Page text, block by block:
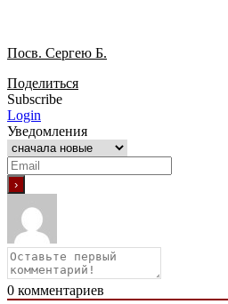
Посв. Сергею Б.
Поделиться
Subscribe
Login
Уведомления
0 комментариев